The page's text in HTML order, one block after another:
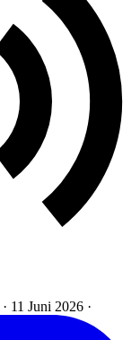
· 11 Juni 2026 ·